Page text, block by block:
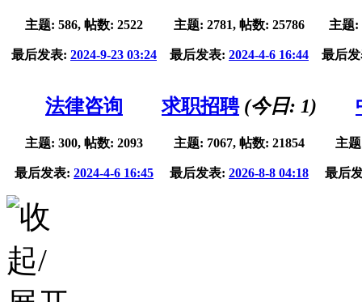
主题: 586, 帖数: 2522
最后发表: 2024-9-23 03:24
主题: 2781, 帖数: 25786
最后发表: 2024-4-6 16:44
主题:
最后
法律咨询
主题: 300, 帖数: 2093
最后发表: 2024-4-6 16:45
求职招聘(今日: 1)
主题: 7067, 帖数: 21854
最后发表: 2026-8-8 04:18
主
最后